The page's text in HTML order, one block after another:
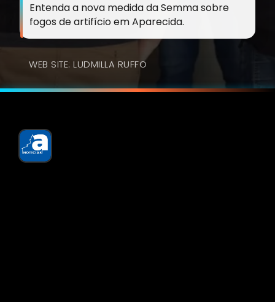
Entenda a nova medida da Semma sobre
fogos de artifício em Aparecida.
WEB SITE: LUDMILLA RUFFO